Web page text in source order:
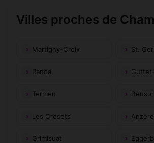
Villes proches de
Martigny-Croix St.
Randa
Termen
Les Crosets Anzère
Grimisuat